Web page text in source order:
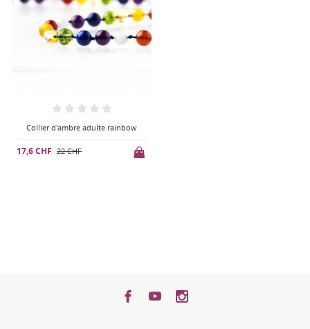
Collier d'ambre adulte rainbow
17,6 CHF 22 CHF